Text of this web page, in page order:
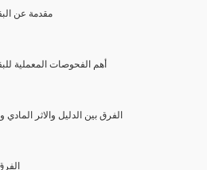
(2) مقدمة عن
(3) أهم الفحوصات المعملية
2- الفرق بين الدليل والاثر المادي
(4)